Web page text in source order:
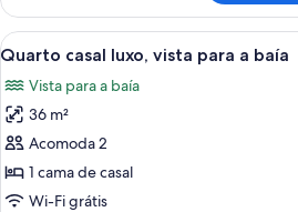
Garden
Suite
Carrega
todas
as
fotos
de
Quarto
casal
Uma
5
Quarto casal luxo, vista para a baía
Vista para a baía
36 m²
Acomoda 2
1 cama de casal
Wi-Fi grátis